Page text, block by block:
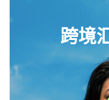
跨境